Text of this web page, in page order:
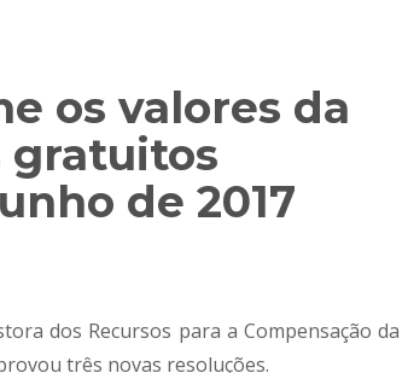
os valores da
gratuitos
de 2017
dos Recursos para a Compensação da
três novas resoluções.